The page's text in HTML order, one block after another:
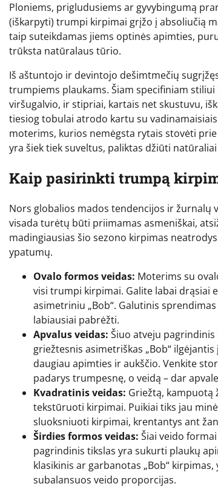
Ploniems, prigludusiems ar gyvybingumą
(iškarpyti) trumpi kirpimai grįžo į absoliučią
taip suteikdamas jiems optinės apimties,
trūksta natūralaus tūrio.
Iš aštuntojo ir devintojo dešimtmečių
trumpiems plaukams. Šiam specifiniam
viršugalvio, ir stipriai, kartais net skustuvu,
tiesiog tobulai atrodo kartu su
moterims, kurios nemėgsta rytais stovėti
yra šiek tiek suveltus, paliktas džiūti
Kaip pasirinkti trumpą
Nors globalios mados tendencijos ir žurnalų
visada turėtų būti priimamas asmeniškai,
madingiausias šio sezono kirpimas
ypatumų.
Ovalo formos veidas: Moterims su
visi trumpi kirpimai. Galite labai drąsiai
asimetriniu „Bob“. Galutinis
labiausiai pabrėžti.
Apvalus veidas: Šiuo atveju
griežtesnis asimetriškas „Bob“
daugiau apimties ir aukščio. Venkite
padarys trumpesnę, o veidą – dar
Kvadratinis veidas: Griežtą, kampuotą
tekstūruoti kirpimai. Puikiai tiks jau
sluoksniuoti kirpimai, krentantys ant
Širdies formos veidas: Šiai veido
pagrindinis tikslas yra sukurti plaukų
klasikinis ar garbanotas „Bob“
subalansuos veido proporcijas.